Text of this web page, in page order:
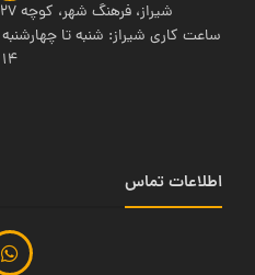
شیراز، فرهنگ شهر، کوچه 27، بالای بانک سینا ، طبقه 1
14
اطلاعات تماس